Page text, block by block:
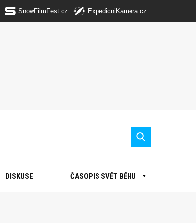
SnowFilmFest.cz ExpedicniKamera.cz
DISKUSE ČASOPIS SVĚT BĚHU